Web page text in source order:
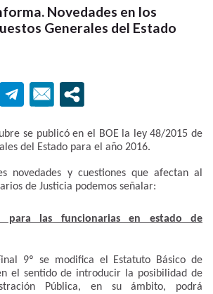
Novedades en los
Generales del Estado
se publicó en el BOE la ley 48/2015 de
del Estado para el año 2016.
novedades y cuestiones que afectan al
de Justicia podemos señalar:
para las funcionarias en estado de
9º se modifica el Estatuto Básico de
el sentido de introducir la posibilidad de
Pública, en su ámbito, podrá